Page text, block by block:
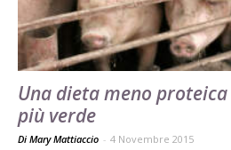
Una dieta meno
più verde
Di Mary Mattiaccio - 4 Novembre 2015